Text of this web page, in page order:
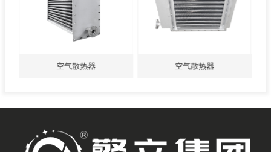
空气散热器 空气散热器